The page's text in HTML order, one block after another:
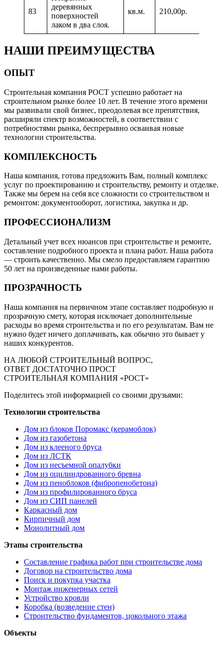
83
деревянных
поверхностей
лаком в два слоя.
кв.м. 210,00р.
НАШИ ПРЕИМУЩЕСТВА
ОПЫТ
Строительная компания РОСТ успешно работает на
строительном рынке более 10 лет. В течение этого времени
мы развивали свой бизнес, преодолевая все препятствия,
расширяли спектр возможностей, в соответствии с
потребностями рынка, беспрерывно осваивая новые
технологии строительства.
КОМПЛЕКСНОСТЬ
Наша компания, готова предложить Вам, полный комплекс
услуг по проектированию и строительству, ремонту и отделке.
Также мы берем на себя все сложности со строительством и
ремонтом: документооборот, логистика, закупка и др.
ПРОФЕССИОНАЛИЗМ
Детальный учет всех нюансов при строительстве и ремонте,
составление подробного проекта и плана работ. Наша работа
— строить качественно. Мы смело предоставляем гарантию
50 лет на произведенные нами работы.
ПРОЗРАЧНОСТЬ
Наша компания на первичном этапе составляет подробную и
прозрачную смету, которая исключает дополнительные
расходы во время строительства и по его результатам. Вам не
нужно будет ничего доплачивать, как обычно это бывает у
наших конкурентов.
НА ЛЮБОЙ СТРОИТЕЛЬНЫЙ ВОПРОС,
ОТВЕТ ДОСТАТОЧНО ПРОСТ
СТРОИТЕЛЬНАЯ КОМПАНИЯ «РОСТ»
Поделитесь этой информацией со своими друзьями:
Технологии строительства
Дом из блоков Поромакс (керамоблок)
Дом из газобетона
Дом из клееного бруса
Дом из ЛСТК
Дом из несъемной опалубки
Дом из оцилиндрованного бревна
Дом из пеноблоков (фибропенобетона)
Дом из профилированного бруса
Дом из СИП панелей
Каркасный дом
Кирпичный дом
Монолитный дом
Этапы строительства
Составление графика работ при строительстве дома
Договор на строительство дома
Поиск и покупка участка
Монтаж инженерных сетей
Устройство кровли
Коробка (возведение стен)
Строительство фундаментов, цокольного этажа
Объекты